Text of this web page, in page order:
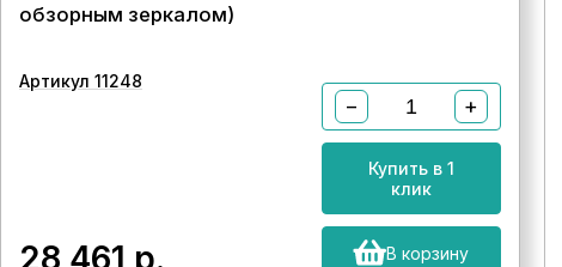
обзорным зеркалом)
Артикул 11248
28 461 р.
− +
Купить в 1
клик
В корзину